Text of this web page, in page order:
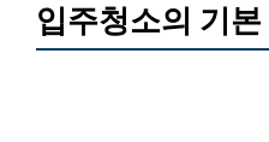
입주청소의 기본